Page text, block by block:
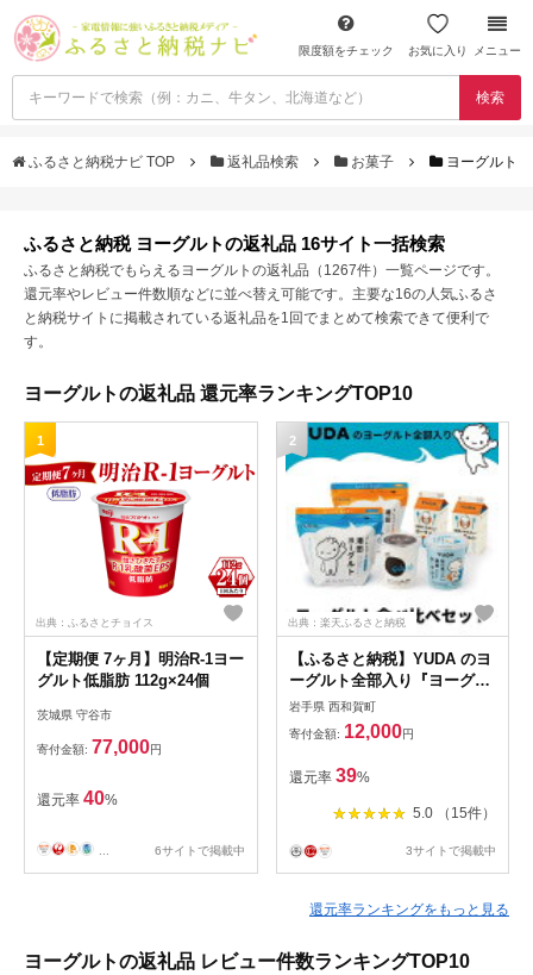
限度額をチェック お気に入り メニュー
検索
ふるさと納税ナビ TOP 返礼品検索 お菓子 ヨーグルト
ふるさと納税 ヨーグルトの返礼品 16サイト一括検索
ふるさと納税でもらえるヨーグルトの返礼品（1267件）一覧ページです。
還元率やレビュー件数順などに並べ替え可能です。主要な16の人気ふるさ
と納税サイトに掲載されている返礼品を1回でまとめて検索できて便利で
す。
ヨーグルトの返礼品 還元率ランキングTOP10
1
出典：ふるさとチョイス
【定期便 7ヶ月】明治R-1ヨー
グルト低脂肪 112g×24個
茨城県 守谷市
寄付金額: 77,000円
還元率 40%
... 6サイトで掲載中
2
出典：楽天ふるさと納税
【ふるさと納税】YUDA のヨ
ーグルト全部入り『ヨーグル
ト食べ比べセット』 レビュ
ーキャンペーン スプーンもら
える 岩手県 西和賀町 にしわ
が 湯田牛乳 ユダヨーグルト
詰め合わせ 乳酸菌 抽選 もら
ってうれしい
岩手県 西和賀町
寄付金額: 12,000円
還元率 39%
5.0 （15件）
3サイトで掲載中
還元率ランキングをもっと見る
ヨーグルトの返礼品 レビュー件数ランキングTOP10